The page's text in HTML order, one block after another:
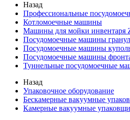
Назад
Профессиональные
Котломоечные машины
Машины для мойки инвентаря
Посудомоечные машины
Посудомоечные машины
Посудомоечные машины
Туннельные посудомоечные
Назад
Упаковочное оборудование
Бескамерные вакуумные
Камерные вакуумные